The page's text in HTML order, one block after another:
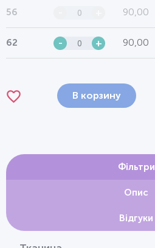
56 90,00
62 - + 90,00
В корзину
Фільтри
Опис
Відгуки